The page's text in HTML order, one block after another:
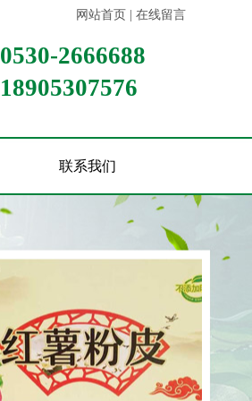
网站首页 在线留言
0530-2666688
18905307576
联系我们